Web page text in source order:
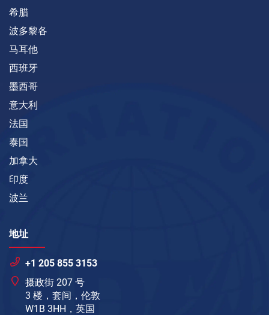
希腊
波多黎各
马耳他
西班牙
墨西哥
意大利
法国
泰国
加拿大
印度
波兰
地址
+1 205 855 3153
摄政街 207 号
3 楼，套间，伦敦
W1B 3HH，英国